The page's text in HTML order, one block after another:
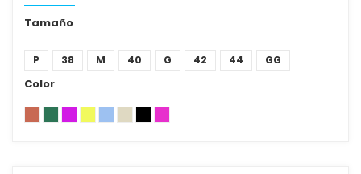
Tamaño
P 38 M 40 G 42 44 GG
Color